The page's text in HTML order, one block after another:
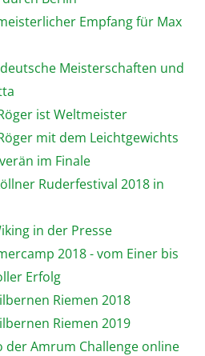
Empfang für Max
Meisterschaften und
ist Weltmeister
mit dem Leichtgewichts
im Finale
Ruderfestival 2018 in
in der Presse
2018 - vom Einer bis
Erfolg
Riemen 2018
Riemen 2019
der Amrum Challenge online